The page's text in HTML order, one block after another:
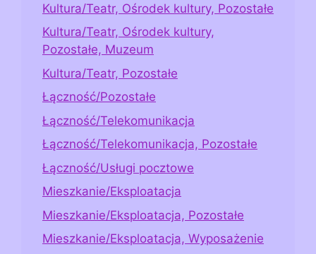
Kultura/Teatr, Ośrodek kultury, Pozostałe
Kultura/Teatr, Ośrodek kultury,
Pozostałe, Muzeum
Kultura/Teatr, Pozostałe
Łączność/Pozostałe
Łączność/Telekomunikacja
Łączność/Telekomunikacja, Pozostałe
Łączność/Usługi pocztowe
Mieszkanie/Eksploatacja
Mieszkanie/Eksploatacja, Pozostałe
Mieszkanie/Eksploatacja, Wyposażenie